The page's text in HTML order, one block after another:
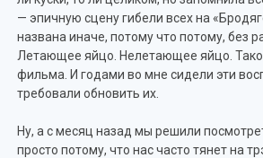
— эпичную сцену гибели всех на
названа иначе, потому что потому, без
Летающее яйцо. Нелетающее яйцо.
фильма. И годами во мне сидели эти
требовали обновить их.
Ну, а с месяц назад мы решили
просто потому, что нас часто тянет на